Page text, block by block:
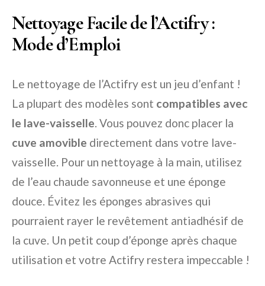
Nettoyage Facile de l’Actifry :
Mode d’Emploi
Le nettoyage de l’Actifry est un jeu d’enfant !
La plupart des modèles sont compatibles avec
le lave-vaisselle . Vous pouvez donc placer la
cuve amovible directement dans votre lave-
vaisselle. Pour un nettoyage à la main, utilisez
de l’eau chaude savonneuse et une éponge
douce. Évitez les éponges abrasives qui
pourraient rayer le revêtement antiadhésif de
la cuve. Un petit coup d’éponge après chaque
utilisation et votre Actifry restera impeccable !